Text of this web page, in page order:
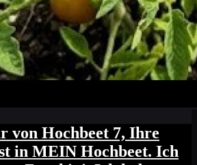
von Hochbeet 7, Ihre
in MEIN Hochbeet. Ich